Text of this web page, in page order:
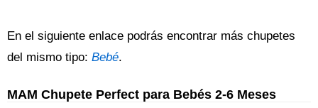
En el siguiente enlace podrás encontrar más chupetes
del mismo tipo: Bebé.
MAM Chupete Perfect para Bebés 2-6 Meses